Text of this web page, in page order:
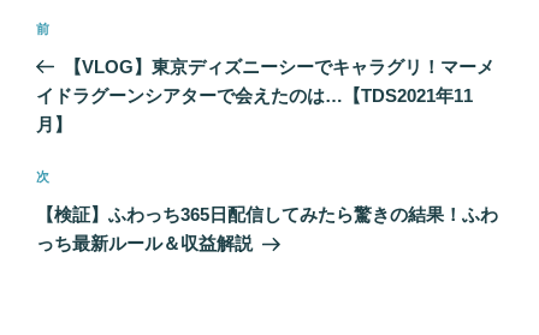
投
ナ
ビ
ー
シ
ョ
前
の
投
稿
前
【VLOG】東京ディズニーシーでキャラグリ！マーメ
イドラグーンシアターで会えたのは…【TDS2021年11
月】
次
の
次
【検証】ふわっち365日配信してみたら驚きの結果！ふわ
っち最新ルール＆収益解説